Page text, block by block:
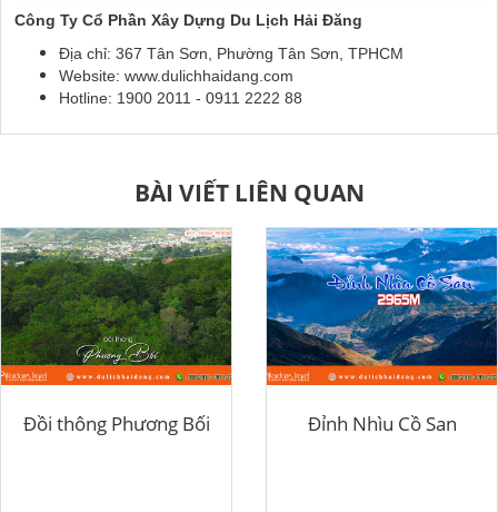
Công Ty Cổ Phần Xây Dựng Du Lịch Hải Đăng
Địa chỉ: 367 Tân Sơn, Phường Tân Sơn, TPHCM
Website: www.dulichhaidang.com
Hotline: 1900 2011 - 0911 2222 88
BÀI VIẾT LIÊN QUAN
Đồi thông Phương Bối Đỉnh Nhìu Cồ San